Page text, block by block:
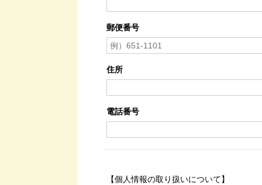
郵便番号
住所
電話番号
【個人情報の取り扱いについて】